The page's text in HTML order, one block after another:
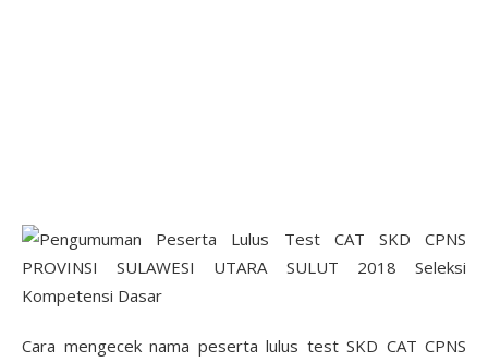
Cara mengecek nama peserta lulus test SKD CAT CPNS